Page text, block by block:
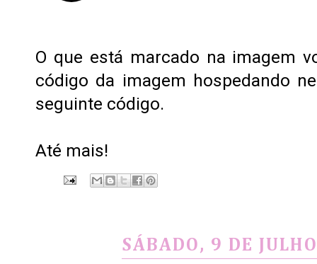
O que está marcado na imagem
código da imagem hospedando
seguinte código.
Até mais!
SÁBADO, 9 DE